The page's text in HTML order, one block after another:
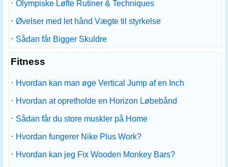
· Olympiske Løfte Rutiner & Techniques
· Øvelser med let hånd Vægte til styrkelse
· Sådan får Bigger Skuldre
Fitness
· Hvordan kan man øge Vertical Jump af en Inch
· Hvordan at opretholde en Horizon Løbebånd
· Sådan får du store muskler på Home
· Hvordan fungerer Nike Plus Work?
· Hvordan kan jeg Fix Wooden Monkey Bars?